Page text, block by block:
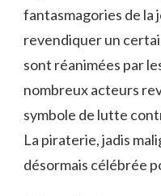
fantasmagories de la
revendiquer un
sont réanimées par
nombreux acteurs
symbole de lutte
La piraterie, jadis
désormais célébrée